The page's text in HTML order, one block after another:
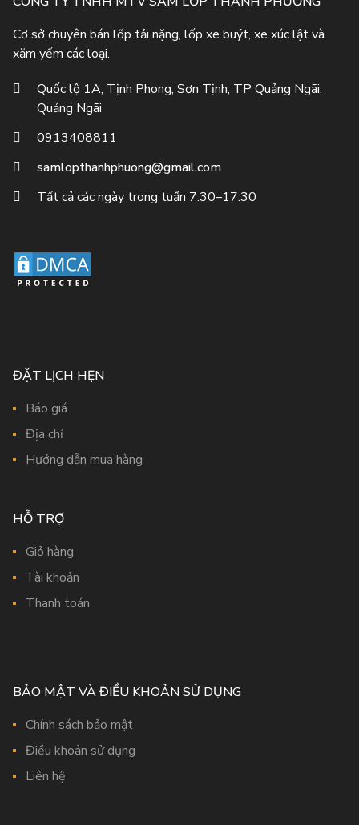
Cơ sở chuyên bán lốp tải nặng, lốp xe buýt, xe xúc lật và
xăm yếm các loại.
Quốc lộ 1A, Tịnh Phong, Sơn Tịnh, TP Quảng Ngãi,
Quảng Ngãi
0913408811
samlopthanhphuong@gmail.com
Tất cả các ngày trong tuần 7:30–17:30
ĐẶT LỊCH HẸN
Báo giá
Địa chỉ
Hướng dẫn mua hàng
HỖ TRỢ
Giỏ hàng
Tài khoản
Thanh toán
BẢO MẬT VÀ ĐIỀU KHOẢN SỬ DỤNG
Chính sách bảo mật
Điều khoản sử dụng
Liên hệ